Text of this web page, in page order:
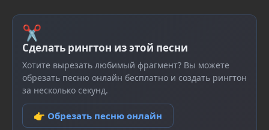
✂
Сделать рингтон из этой песни
Хотите вырезать любимый фрагмент? Вы можете
обрезать песню онлайн бесплатно и создать рингтон
за несколько секунд.
👉 Обрезать песню онлайн